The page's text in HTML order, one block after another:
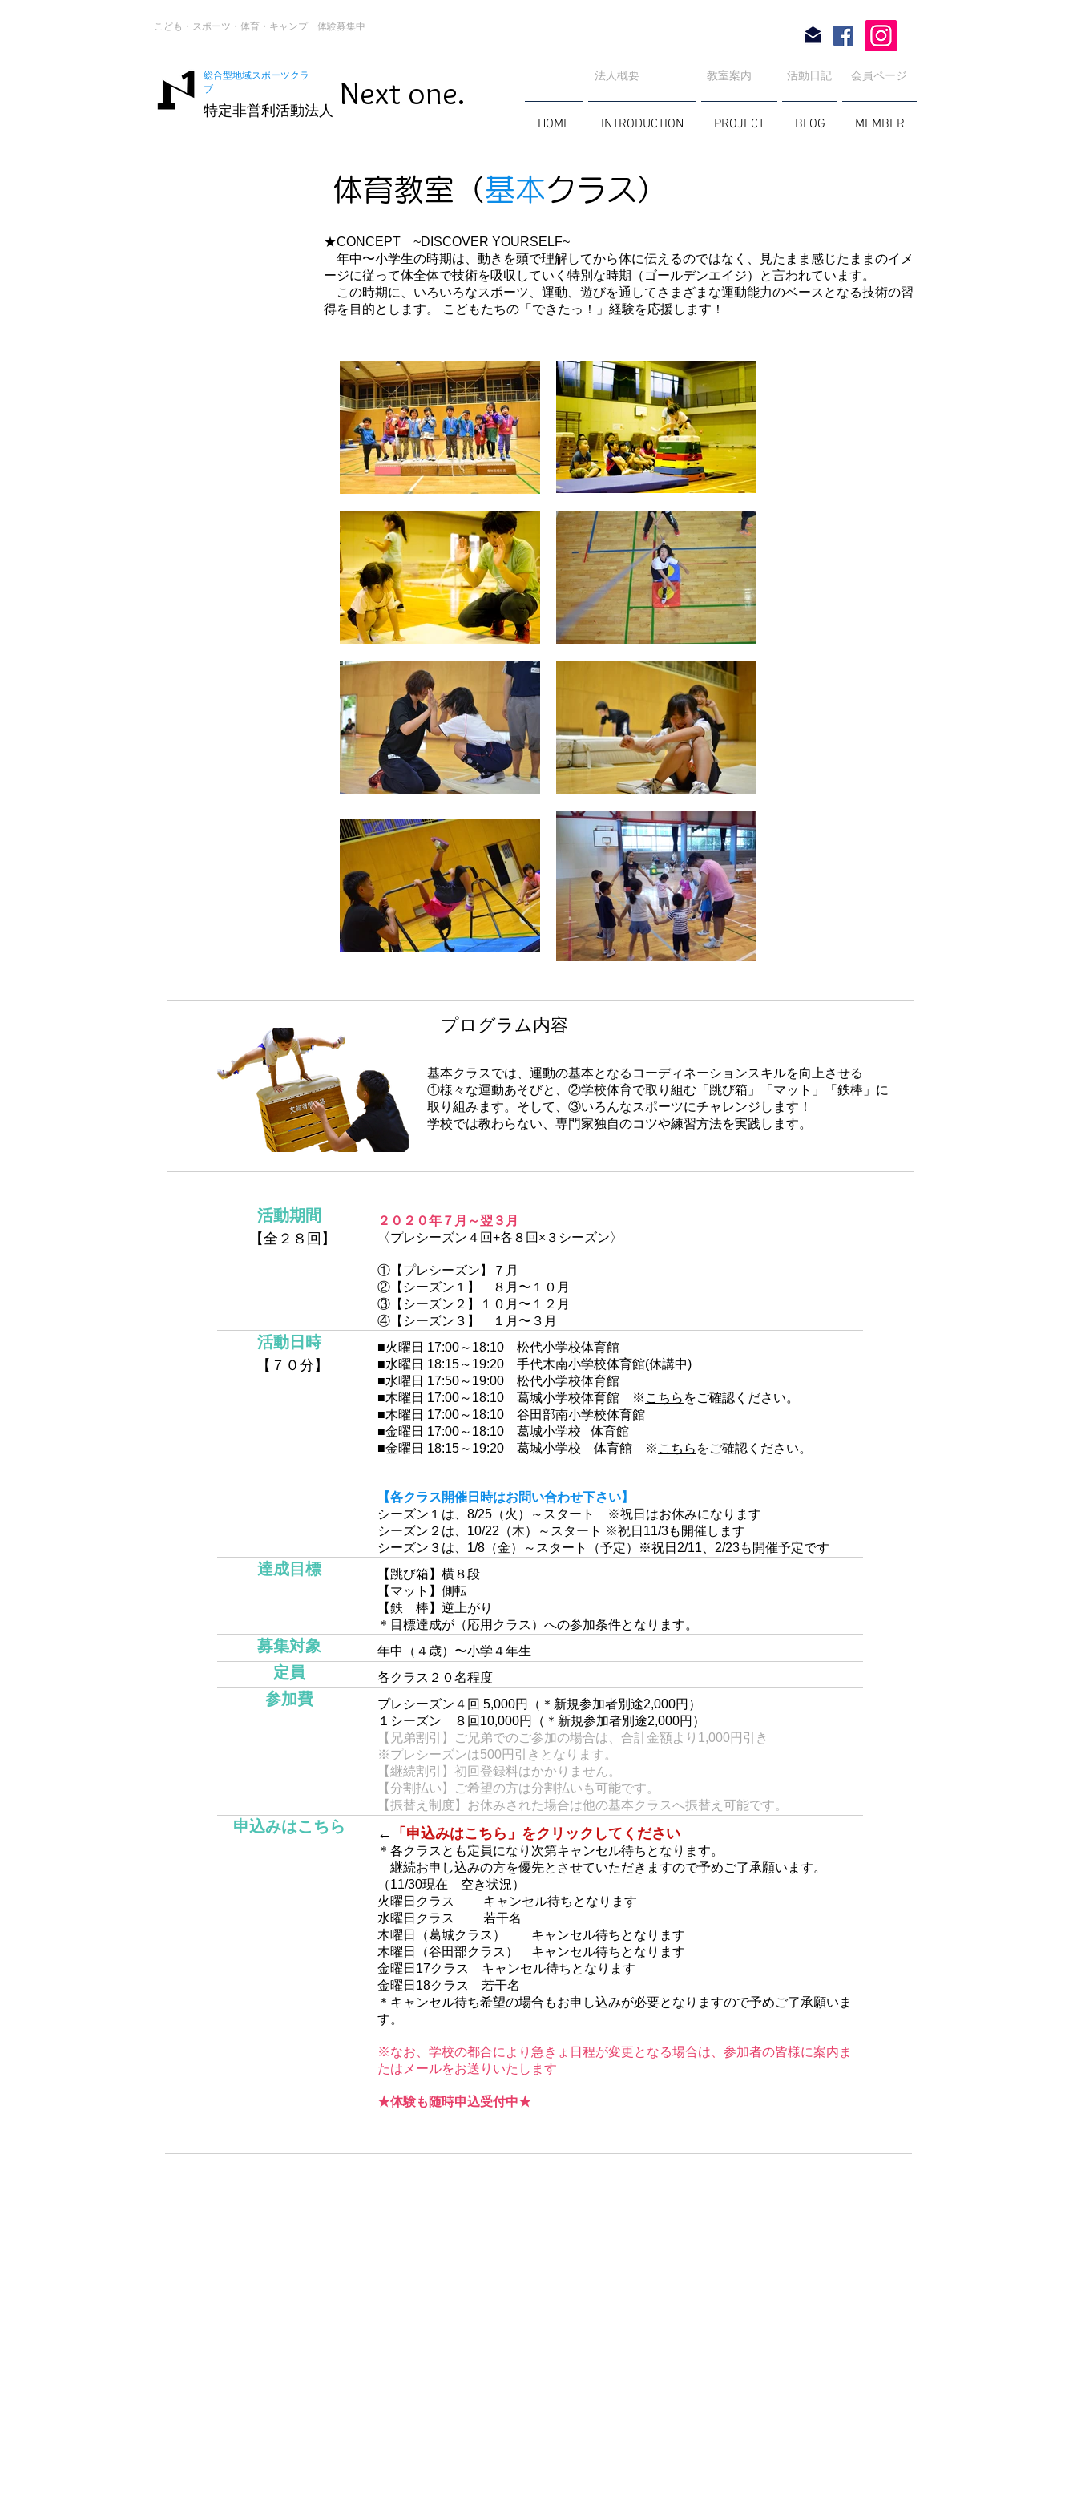
こども・スポーツ・体育・キャンプ 体験募集中
総合型地域スポーツクラ
ブ
特定非営利活動法人 Next one. 法人概要 ​教室案内 活動日記 会員ページ
HOME INTRODUCTION PROJECT BLOG MEMBER
体育教室（基本クラス）
★CONCEPT ~DISCOVER YOURSELF~
年中〜小学生の時期は、動きを頭で理解してから体に伝えるのではなく、見たまま感じたままのイメ
ージに従って体全体で技術を吸収していく特別な時期（ゴールデンエイジ）と言われています。
この時期に、いろいろなスポーツ、運動、遊びを通してさまざまな運動能力のベースとなる技術の習
得を目的とします。 こどもたちの「できたっ！」経験を応援します！
プログラム内容
基本クラスでは、運動の基本となるコーディネーションスキルを向上させる
①様々な運動あそびと、②学校体育で取り組む「跳び箱」「マット」「鉄棒」に
取り組みます。そして、③いろんなスポーツにチャレンジします！
学校では教わらない、専門家独自のコツや練習方法を実践します。
活動期間
【全２８回】
​２０２０年７月～翌３月
〈プレシーズン４回+各８回×３シーズン〉
①【プレシーズン】７月
②【シーズン１】 ８月〜１０月
③【シーズン２】１０月〜１２月
④【シーズン３】 １月〜３月
活動日時
【７０分】
​​■火曜日 17:00～18:10 松代小学校体育館
■水曜日 18:15～19:20 手代木南小学校体育館(休講中)
■水曜日 17:50～19:00 松代小学校体育館
■木曜日 17:00～18:10 葛城小学校体育館
※ こちら をご確認ください。
■木曜日 17:00～18:10 谷田部南小学校体育館
■金曜日 17:00～18:10 葛城小学校 体育館
■金曜日 18:15～19:20 葛城小学校 体育館 ※ こちら をご確認ください。
【各クラス開催日時はお問い合わせ下さい】
シーズン１は、8/25（火）～スタート
​※祝日はお休みになります
シーズン２は、10/22（木）～スタート ※祝日11/3も開催します
​シーズン３は、1/8（金）～スタート（予定）※祝日2/11、2/23も開催予定です
達成目標
【跳び箱】横８段
【マット】側転
【鉄 棒】逆上がり
＊目標達成が（応用クラス）への参加条件となります。
募集対象 ​年中（４歳）〜小学４年生
定員 ​各クラス２０名程度
参加費
プレシーズン４回 5,000円（＊新規参加者別途2,000円）
１シーズン ８回10,000円（＊新規参加者別途2,000円）
【兄弟割引】ご兄弟でのご参加の場合は、合計金額より1,000円引き
※プレシーズンは500円引きとなります。
【継続割引】初回登録料はかかりません。
【分割払い】ご希望の方は分割払いも可能です。
【振替え制度】お休みされた場合は他の基本クラスへ振替え可能です。
申込みはこちら ​← 「申込みはこちら」をクリックしてください
＊各クラスとも定員になり次第キャンセル待ちとなります。
継続お申し込みの方を優先とさせていただきますので予めご了承願います。
（11/30現在 空き状況）
火曜日クラス キャンセル待ちとなります
水曜日クラス 若干名
木曜日（葛城クラス） キャンセル待ちとなります
木曜日（谷田部クラス） キャンセル待ちとなります
金曜日17クラス キャンセル待ちとなります
金曜日18クラス 若干名
​​＊キャンセル待ち希望の場合もお申し込みが必要となりますので予めご了承願いま
す。
※なお、学校の都合により急きょ日程が変更となる場合は、参加者の皆様に案内ま
たはメールをお送りいたします
★体験も随時申込受付中★